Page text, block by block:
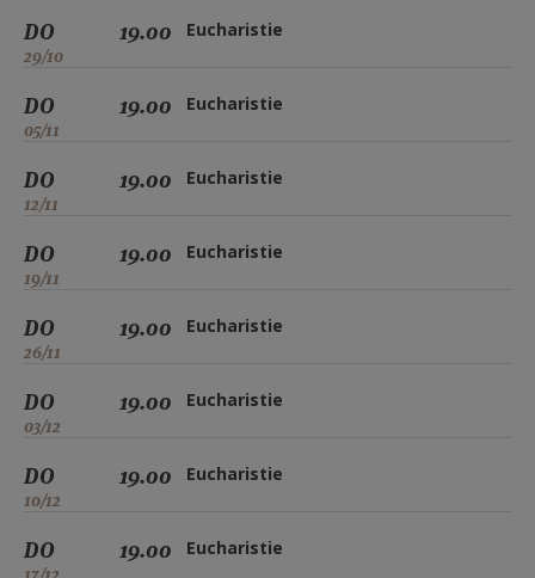
DO
29/10
19.00 Eucharistie
DO
05/11
19.00 Eucharistie
DO
12/11
19.00 Eucharistie
DO
19/11
19.00 Eucharistie
DO
26/11
19.00 Eucharistie
DO
03/12
19.00 Eucharistie
DO
10/12
19.00 Eucharistie
DO 19.00 Eucharistie